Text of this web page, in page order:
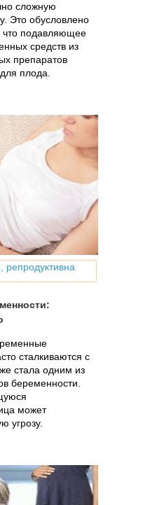
сложную
Это обусловлено
что подавляющее
средств из
препаратов
плода.
репродуктивна
сталкиваются с
стала одним из
беременности.
может
угрозу.